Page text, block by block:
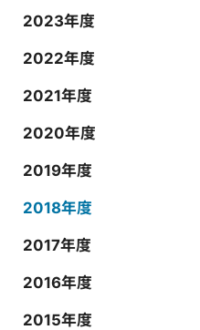
2023年度
2022年度
2021年度
2020年度
2019年度
2018年度
2017年度
2016年度
2015年度